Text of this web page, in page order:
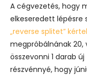
A cégvezetés, hogy
elkeseredett lépésre
„reverse splitet”
megpróbálnának 20,
összevonni 1 darab
részvénnyé, hogy